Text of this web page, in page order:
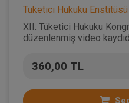
Tüketici Hukuku Enstitüsü
XII. Tüketici Hukuku
düzenlenmiş video
360,00 TL